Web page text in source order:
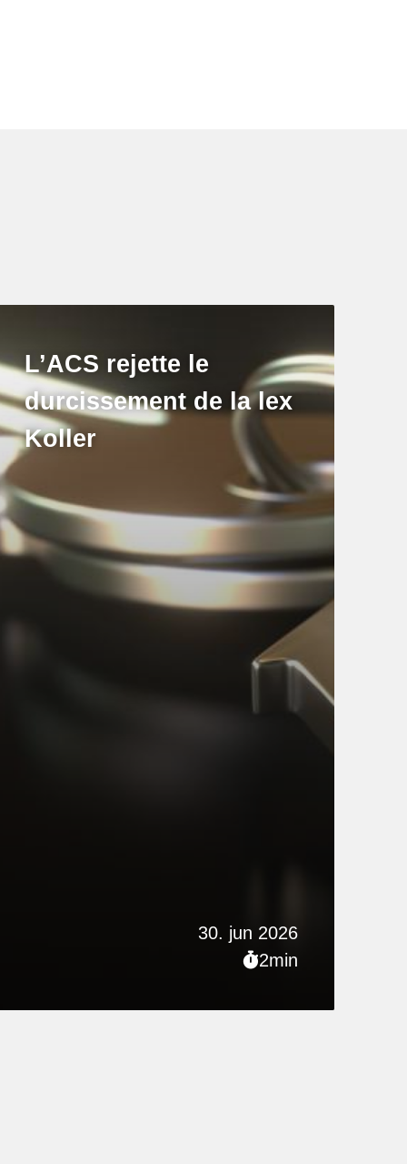
30. jun 2026
2min
L’ACS rejette le
durcissement de la lex
Koller